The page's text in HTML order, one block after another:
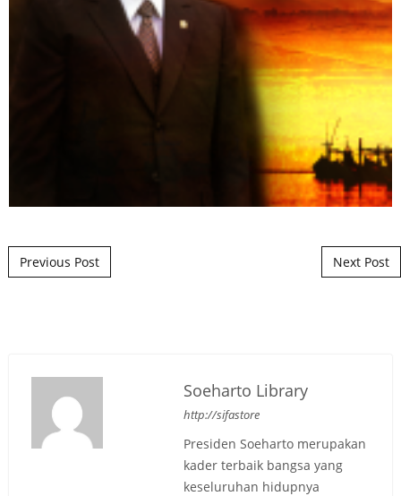
Post navigation
Previous Post Next Post
Soeharto Library
http://sifastore
Presiden Soeharto merupakan
kader terbaik bangsa yang
keseluruhan hidupnya